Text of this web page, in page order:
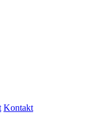
Kontakt